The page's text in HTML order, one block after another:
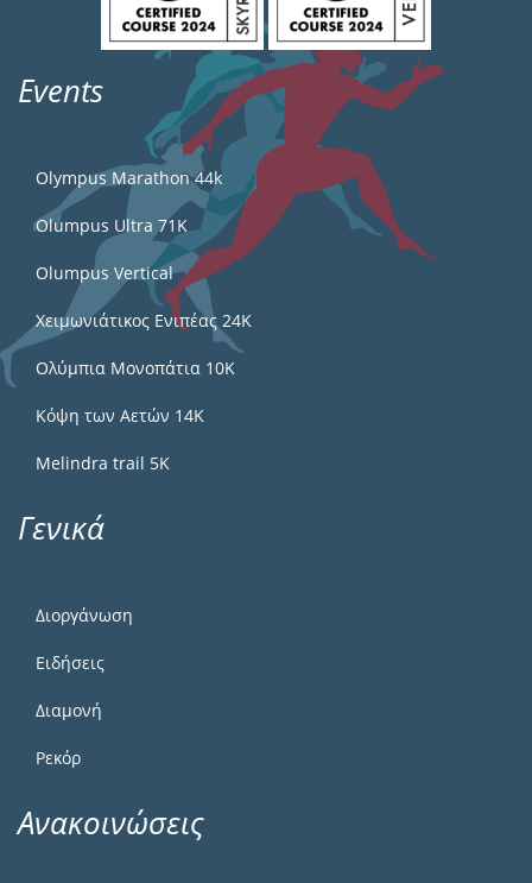
Events
Olympus Marathon 44k
Olumpus Ultra 71K
Olumpus Vertical
Χειμωνιάτικος Ενιπέας 24Κ
Ολύμπια Μονοπάτια 10Κ
Κόψη των Αετών 14Κ
Melindra trail 5Κ
Γενικά
Διοργάνωση
Ειδήσεις
Διαμονή
Ρεκόρ
Ανακοινώσεις